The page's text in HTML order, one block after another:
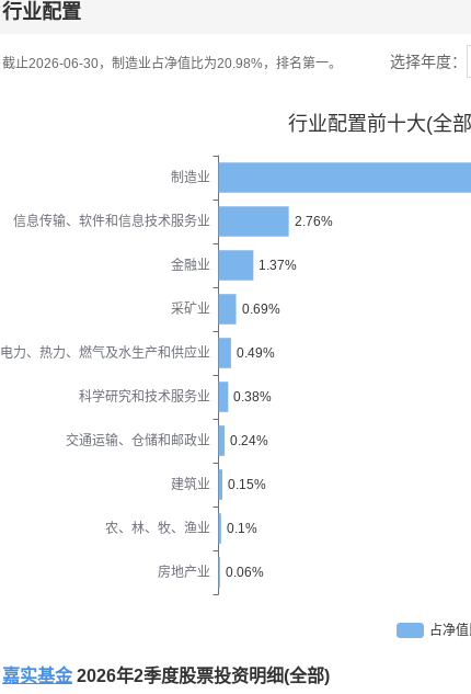
行业配置
截止2026-06-30，制造业占净值比为20.98%，排名第一。 选择年度：
房地产业
农、林、牧、渔业
建筑业
交通运输、仓储和邮政业
科学研究和技术服务业
电力、热力、燃气及水生产和供应业
采矿业
金融业
信息传输、软件和信息技术服务业
制造业
0.06%
0.1%
0.15%
0.24%
0.38%
0.49%
0.69%
1.37%
2.76%
占净值
行业配置前十大(全
嘉实基金 2026年2季度股票投资明细(全部)